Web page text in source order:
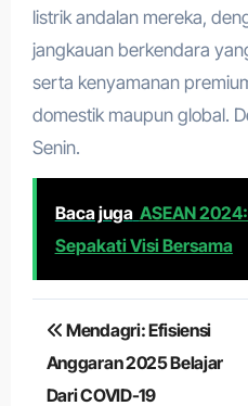
listrik andalan mereka,
jangkauan berkendara
serta kenyamanan
domestik maupun global.
Senin.
Baca juga ASEAN
Sepakati Visi Bersama
Navigasi
pos
Mendagri: Efisiensi
Anggaran 2025 Belajar
Dari COVID-19